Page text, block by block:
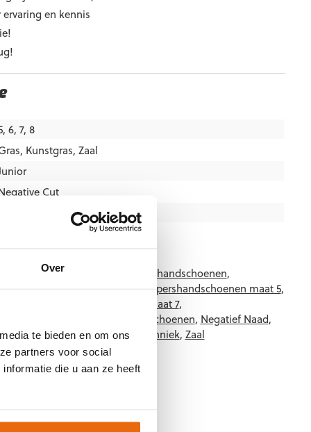
Over
te bieden en om ons
partners voor social
die u aan ze heeft
Categorieën: Gras Keepershandschoenen,
Keepershandschoenen maat 5,
Keepershandschoenen maat 7,
Kunstgras Keepershandschoenen, Negatief Naad,
Keepershandschoenen
Techniek, Zaal
Zwarte keepershandschoenen
en kennis
6, 7, 8
, Kunstgras, Zaal
Cut